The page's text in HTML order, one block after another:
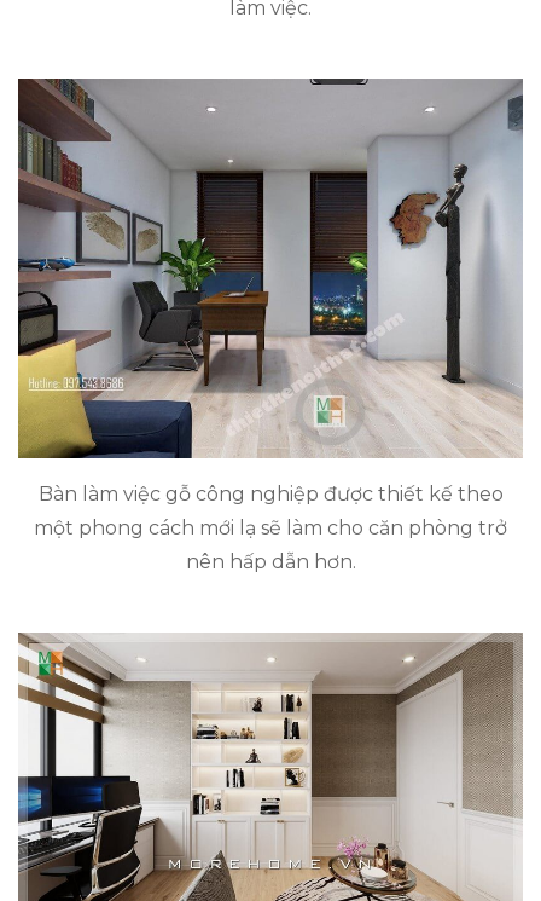
làm việc.
Bàn làm việc gỗ công nghiệp được thiết kế theo
một phong cách mới lạ sẽ làm cho căn phòng trở
nên hấp dẫn hơn.